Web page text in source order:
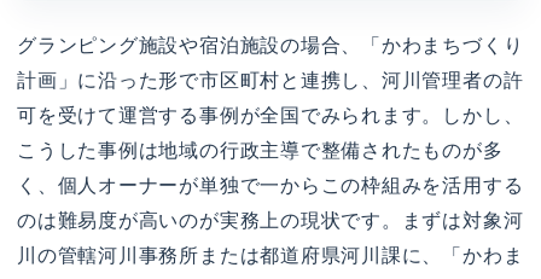
グランピング施設や宿泊施設の場合、「かわまちづくり
計画」に沿った形で市区町村と連携し、河川管理者の許
可を受けて運営する事例が全国でみられます。しかし、
こうした事例は地域の行政主導で整備されたものが多
く、個人オーナーが単独で一からこの枠組みを活用する
のは難易度が高いのが実務上の現状です。まずは対象河
川の管轄河川事務所または都道府県河川課に、「かわま